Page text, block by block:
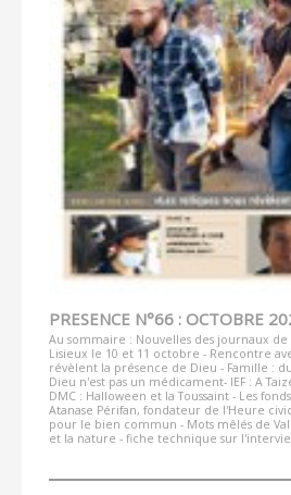
PRESENCE N°66 : OCTOBRE
Au sommaire : Nouvelles des journaux
Lisieux le 10 et 11 octobre - Rencontre
révèlent la présence de Dieu - Famille :
Dieu n'est pas un médicament- IEF : A
DMC : Halloween et la Toussaint - Les
Atanase Périfan, fondateur de l'Heure
pour le bien commun - Mots mêlés de
et la nature - fiche technique sur